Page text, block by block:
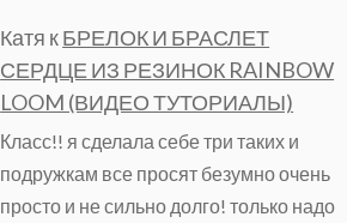
Катя кБРЕЛОК И БРАСЛЕТ
СЕРДЦЕ ИЗ РЕЗИНОК RAINBOW
LOOM (ВИДЕО ТУТОРИАЛЫ)
Класс!! я сделала себе три таких и
подружкам все просят безумно очень
просто и не сильно долго! только надо